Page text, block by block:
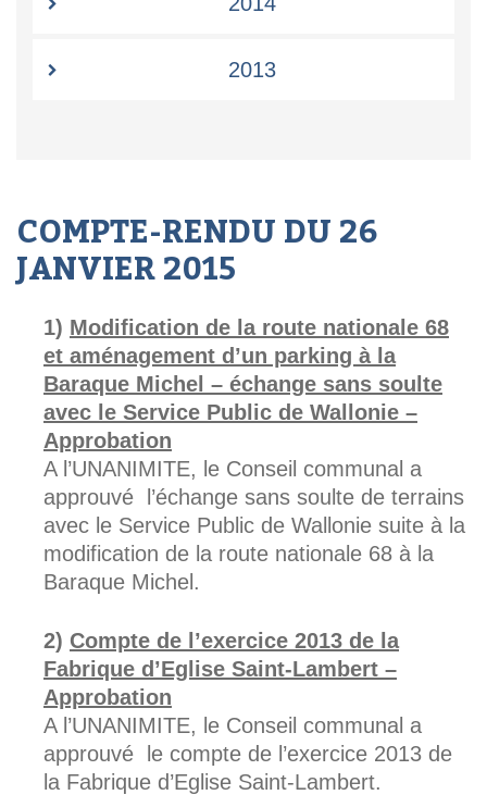
2013
COMPTE-RENDU DU 26
JANVIER 2015
Modification de la route nationale 68
et aménagement d’un parking à la
Baraque Michel – échange sans soulte
avec le Service Public de Wallonie –
Approbation
A l’UNANIMITE, le Conseil communal a
approuvé l’échange sans soulte de terrains
avec le Service Public de Wallonie suite à la
modification de la route nationale 68 à la
Baraque Michel.
Compte de l’exercice 2013 de la
Fabrique d’Eglise Saint-Lambert –
Approbation
A l’UNANIMITE, le Conseil communal a
approuvé le compte de l’exercice 2013 de
la Fabrique d’Eglise Saint-Lambert.